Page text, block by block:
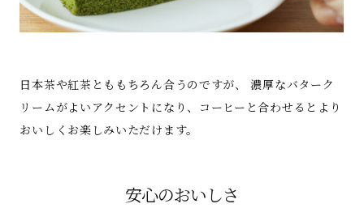
日本茶や紅茶とももちろん合うのですが、 濃厚なバターク
リームがよいアクセントになり、コーヒーと合わせるとより
おいしくお楽しみいただけます。
安心のおいしさ